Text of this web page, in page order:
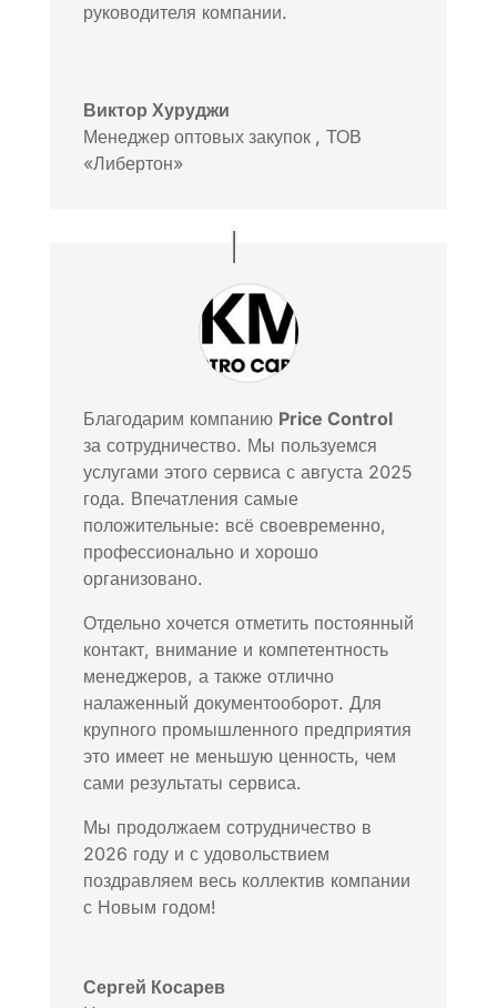
руководителя компании.
Виктор Хуруджи
Менеджер оптовых закупок , ТОВ
«Либертон»
Благодарим компанию Price Control
за сотрудничество. Мы пользуемся
услугами этого сервиса с августа 2025
года. Впечатления самые
положительные: всё своевременно,
профессионально и хорошо
организовано.
Отдельно хочется отметить постоянный
контакт, внимание и компетентность
менеджеров, а также отлично
налаженный документооборот. Для
крупного промышленного предприятия
это имеет не меньшую ценность, чем
сами результаты сервиса.
Мы продолжаем сотрудничество в
2026 году и с удовольствием
поздравляем весь коллектив компании
с Новым годом!
Сергей Косарев